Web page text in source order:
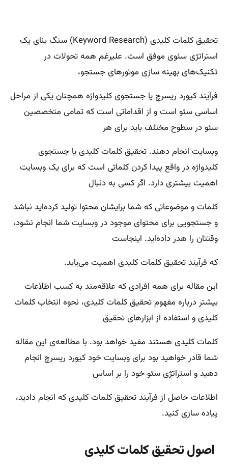
تحقیق کلمات کلیدی (Keyword Research) سنگ بنای یک
استراتژی سئوی موفق است. علیرغم همه تحولات در
تکنیک‌های بهینه سازی موتورهای جستجو،
فرآیند کیورد ریسرچ یا جستجوی کلیدواژه همچنان یکی از مراحل
اساسی سئو است و از اقداماتی است که تمامی متخصصین
سئو در سطوح مختلف باید برای هر
وبسایت انجام دهند. تحقیق کلمات کلیدی یا جستجوی
کلیدواژه در واقع پیدا کردن کلماتی است که برای یک وبسایت
اهمیت بیشتری دارد. اگر کسی به دنبال
کلمات و موضوعاتی که شما برایشان محتوا تولید کرده‌اید نباشد
و جستجویی برای محتوای موجود در وبسایت شما انجام نشود،
وقتتان را هدر داده‌اید. اینجاست
که فرآیند تحقیق کلمات کلیدی اهمیت می‌یابد.
این مقاله برای همه افرادی که علاقه‌مند به کسب اطلاعات
بیشتر درباره مفهوم تحقیق کلمات کلیدی، نحوه انتخاب کلمات
کلیدی و استفاده از ابزارهای تحقیق
کلمات کلیدی هستند مفید خواهد بود. با مطالعه‌ی این مقاله
شما قادر خواهید بود برای وبسایت خود کیورد ریسرچ انجام
دهید و استراتژی سئو خود را بر اساس
اطلاعات حاصل از فرآیند تحقیق کلمات کلیدی که انجام دادید،
پیاده سازی کنید.
اصول تحقیق کلمات کلیدی